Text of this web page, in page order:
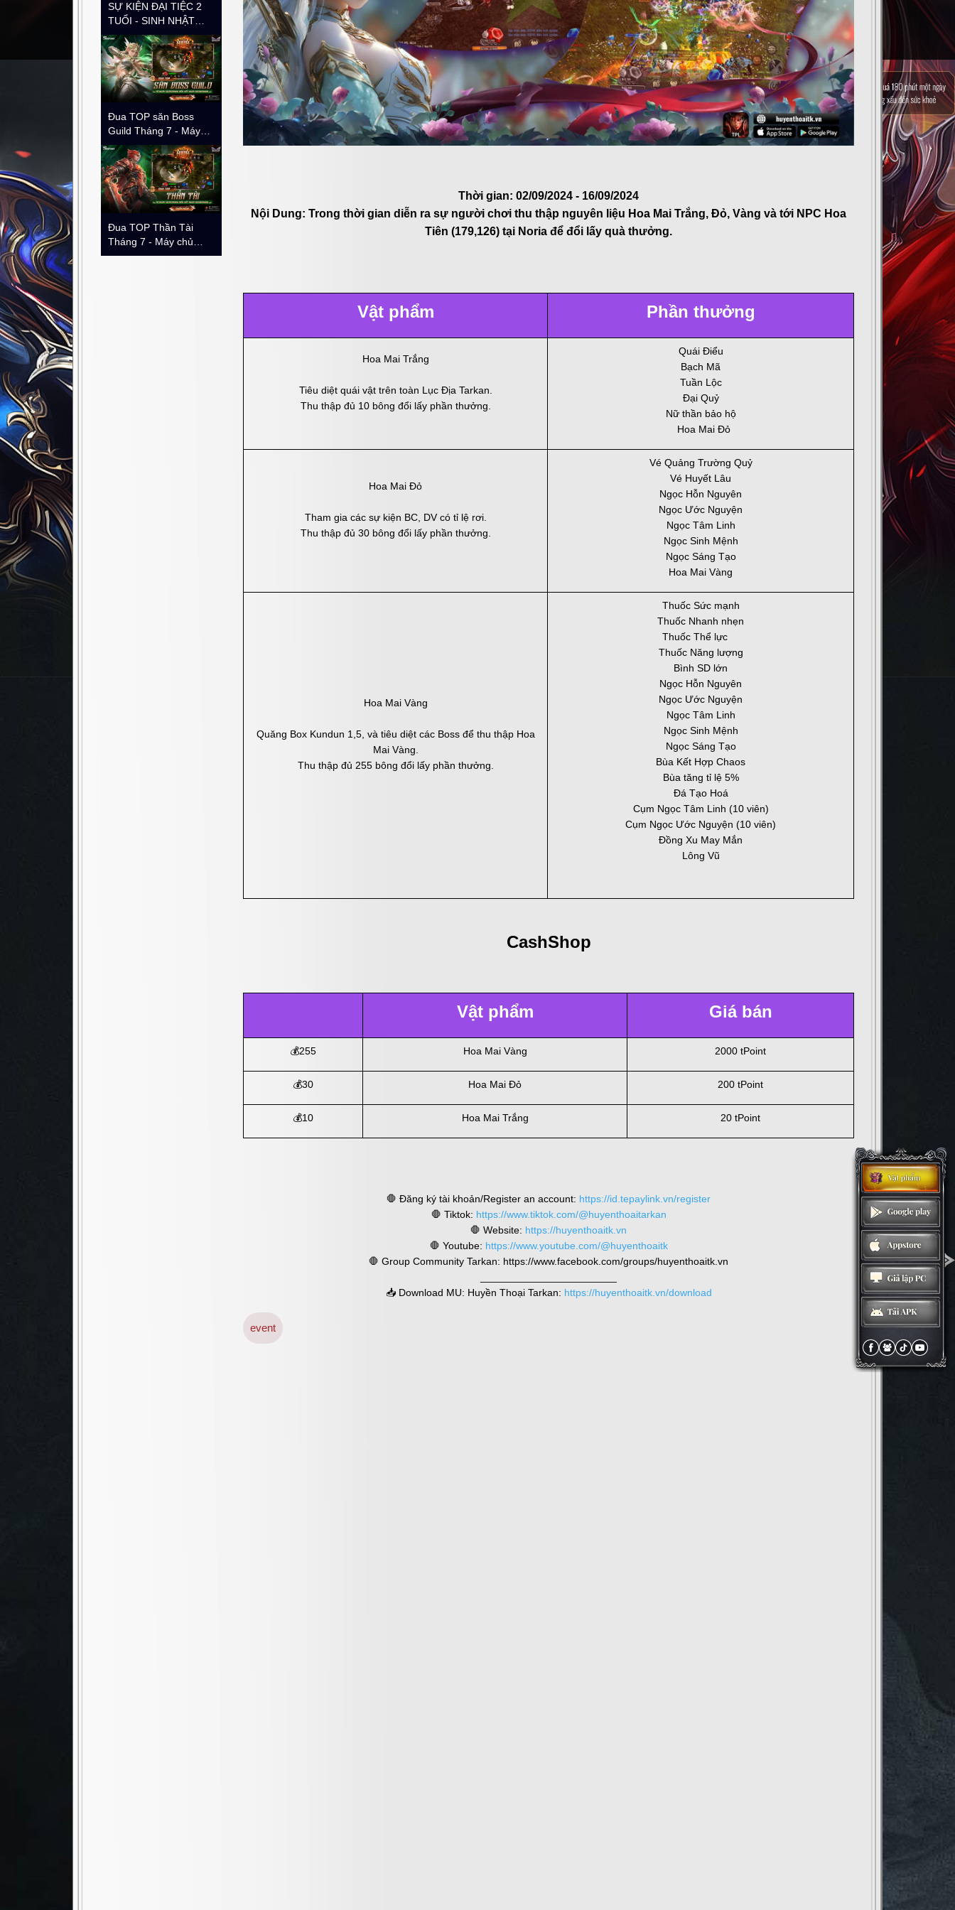
Trang chủTin tức & Sự kiệnFanpageCộng đồng
SỰ KIỆN ĐẠI TIỆC 2
TUỔI - SINH NHẬT
CHẤT CHƠI | MU:
Huyền Thoại Tarkan
Mobile
Đua TOP săn Boss
Guild Tháng 7 - Máy
chủ Dungeon | Kanturu
Đua TOP Thần Tài
Tháng 7 - Máy chủ
Dungeon | Kanturu
Thời gian: 02/09/2024 - 16/09/2024
Nội Dung: Trong thời gian diễn ra sự người chơi thu thập nguyên liệu Hoa Mai Trắng, Đỏ, Vàng và tới NPC Hoa
Tiên (179,126) tại Noria để đổi lấy quà thưởng.
Vật phẩm Phần thưởng
Hoa Mai Trắng
Tiêu diệt quái vật trên toàn Lục Địa Tarkan.
Thu thập đủ 10 bông đổi lấy phần thưởng.
Quái Điểu
Bạch Mã
Tuần Lộc
Đại Quỷ
Nữ thần bảo hộ
Hoa Mai Đỏ
Hoa Mai Đỏ
Tham gia các sự kiện BC, DV có tỉ lệ rơi.
Thu thập đủ 30 bông đổi lấy phần thưởng.
Vé Quảng Trường Quỷ
Vé Huyết Lâu
Ngọc Hỗn Nguyên
Ngọc Ước Nguyện
Ngọc Tâm Linh
Ngọc Sinh Mệnh
Ngọc Sáng Tạo
Hoa Mai Vàng
Hoa Mai Vàng
Quăng Box Kundun 1,5, và tiêu diệt các Boss để thu thập Hoa
Mai Vàng.
Thu thập đủ 255 bông đổi lấy phần thưởng.
Thuốc Sức mạnh
Thuốc Nhanh nhẹn
Thuốc Thể lực
Thuốc Năng lượng
Bình SD lớn
Ngọc Hỗn Nguyên
Ngọc Ước Nguyện
Ngọc Tâm Linh
Ngọc Sinh Mệnh
Ngọc Sáng Tạo
Bùa Kết Hợp Chaos
Bùa tăng tỉ lệ 5%
Đá Tạo Hoá
Cụm Ngọc Tâm Linh (10 viên)
Cụm Ngọc Ước Nguyện (10 viên)
Đồng Xu May Mắn
Lông Vũ
CashShop
Vật phẩm Giá bán
💰255 Hoa Mai Vàng 2000 tPoint
💰30 Hoa Mai Đỏ 200 tPoint
💰10 Hoa Mai Trắng 20 tPoint
🛑 Đăng ký tài khoản/Register an account: https://id.tepaylink.vn/register
🛑 Tiktok: https://www.tiktok.com/@huyenthoaitarkan
🛑 Website: https://huyenthoaitk.vn
🛑 Youtube: https://www.youtube.com/@huyenthoaitk
🛑 Group Community Tarkan: https://www.facebook.com/groups/huyenthoaitk.vn
📥 Download MU: Huyền Thoại Tarkan: https://huyenthoaitk.vn/download
event